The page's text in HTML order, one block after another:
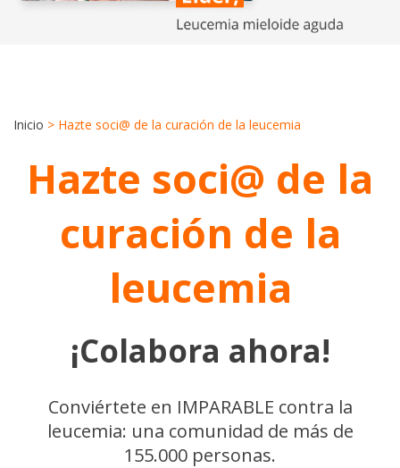
Inicio > Hazte soci@ de la curación de la leucemia
Hazte soci@ de la
curación de la
leucemia
¡Colabora ahora!
Conviértete en IMPARABLE contra la
leucemia: una comunidad de más de
155.000 personas.